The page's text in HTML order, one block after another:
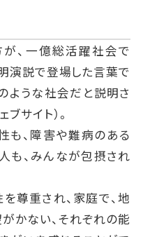
、一億総活躍社会で
演説で登場した言葉で
ような社会だと説明さ
サイト）。
も、障害や難病のある
も、みんなが包摂され
尊重され、家庭で、地
かない、それぞれの能